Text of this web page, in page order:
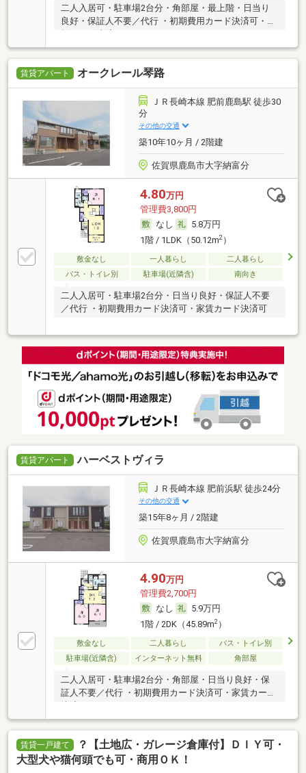
二人入居可・駐車場2台分・角部屋・最上階・日当り
良好・保証人不要／代行 ・初期費用カード決済可・家
賃貸アパート オークレール琴路
ＪＲ長崎本線 肥前鹿島駅 徒歩30
分
その他の交通
築10年10ヶ月 / 2階建
佐賀県鹿島市大字納富分
4.80万円
管理費3,800円
なし
5.8万円
1階 / 1LDK（50.12m2）
敷金なし 一人暮らし
二人暮らし
バス・トイレ別
駐車場(近隣含) 南向き
二人入居可・駐車場2台分・日当り良好・保証人不要
／代行 ・初期費用カード決済可・家賃カード決済可
賃貸アパート ハーベストヴィラ
ＪＲ長崎本線 肥前浜駅 徒歩24分
その他の交通
築15年8ヶ月 / 2階建
佐賀県鹿島市大字納富分
4.90万円
管理費2,700円
なし
5.9万円
1階 / 2DK（45.89m2）
敷金なし 二人暮らし
バス・トイレ別
駐車場(近隣含)
インターネット無料 角部屋
二人入居可・駐車場2台分・角部屋・日当り良好・保
証人不要／代行 ・初期費用カード決済可・家賃カード
賃貸一戸建て
？【土地広・ガレージ倉庫付】ＤＩＹ可・
大型犬や猫何頭でも可・商用ＯＫ！